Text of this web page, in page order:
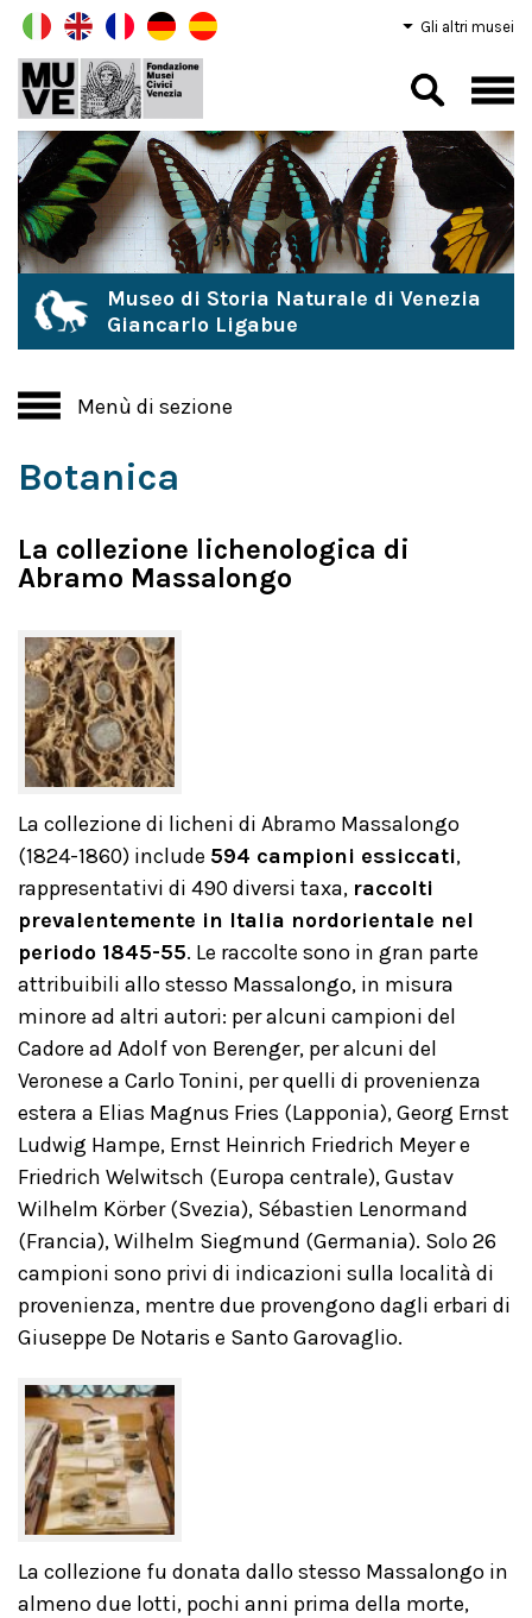
Gli altri musei
Museo di Storia Naturale di Venezia
Giancarlo Ligabue
Menù di sezione
Botanica
La collezione lichenologica di
Abramo Massalongo
La collezione di licheni di Abramo Massalongo
(1824-1860) include 594 campioni essiccati,
rappresentativi di 490 diversi taxa, raccolti
prevalentemente in Italia nordorientale nel
periodo 1845-55. Le raccolte sono in gran parte
attribuibili allo stesso Massalongo, in misura
minore ad altri autori: per alcuni campioni del
Cadore ad Adolf von Berenger, per alcuni del
Veronese a Carlo Tonini, per quelli di provenienza
estera a Elias Magnus Fries (Lapponia), Georg Ernst
Ludwig Hampe, Ernst Heinrich Friedrich Meyer e
Friedrich Welwitsch (Europa centrale), Gustav
Wilhelm Körber (Svezia), Sébastien Lenormand
(Francia), Wilhelm Siegmund (Germania). Solo 26
campioni sono privi di indicazioni sulla località di
provenienza, mentre due provengono dagli erbari di
Giuseppe De Notaris e Santo Garovaglio.
La collezione fu donata dallo stesso Massalongo in
almeno due lotti, pochi anni prima della morte,